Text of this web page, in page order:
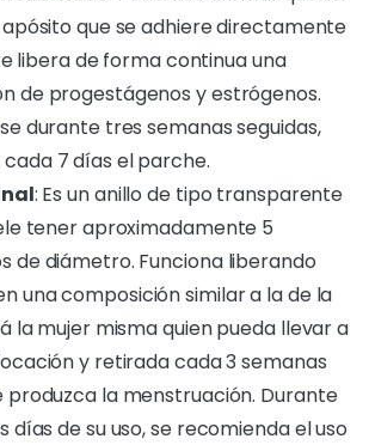
que se adhiere directamente
libera de forma continua una
de progestágenos y estrógenos.
durante tres semanas seguidas,
7 días el parche.
: Es un anillo de tipo transparente
tener aproximadamente 5
de diámetro. Funciona liberando
una composición similar a la de la
la mujer misma quien pueda llevar a
y retirada cada 3 semanas
produzca la menstruación. Durante
días de su uso, se recomienda el uso